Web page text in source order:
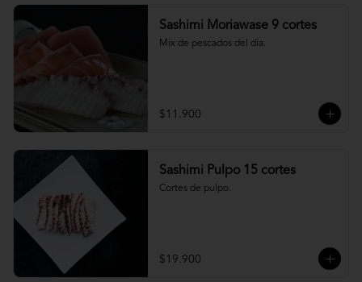
Sashimi Moriawase 9 cortes
Mix de pescados del día.
$11.900
Sashimi Pulpo 15 cortes
Cortes de pulpo.
$19.900